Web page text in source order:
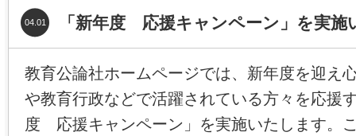
「新年度 応援キャンペーン」を実施
04.01
教育公論社ホームページでは、新年度を迎え
や教育行政などで活躍されている方々を応援
度 応援キャンペーン」を実施いたします。